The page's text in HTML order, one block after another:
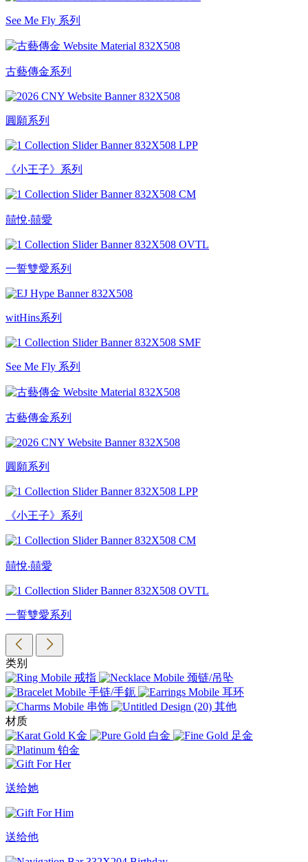
See Me Fly 系列
古藝傳金系列
圓願系列
《小王子》系列
囍悅‧囍愛
一誓雙愛系列
witHins系列
See Me Fly 系列
古藝傳金系列
圓願系列
《小王子》系列
囍悅‧囍愛
一誓雙愛系列
类别
戒指
颈链/吊坠
手链/手鈪
耳环
串饰
其他
材质
K金
白金
足金
铂金
送给她
送给他